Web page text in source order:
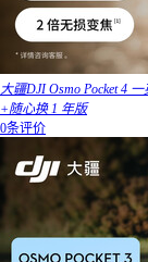
大疆DJI Osmo Pocket 4
+随心换 1 年版
0条评价